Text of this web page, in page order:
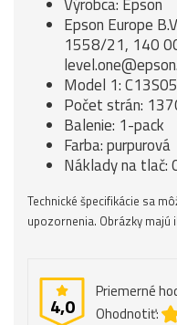
Epson Europe
1558/21, 140
Model 1:
Počet strán:
Balenie: 1-pack
Farba: purpurová
Náklady na
Technické špecifikácie sa
upozornenia. Obrázky majú
4,0
Priemerné
Ohodnotiť: